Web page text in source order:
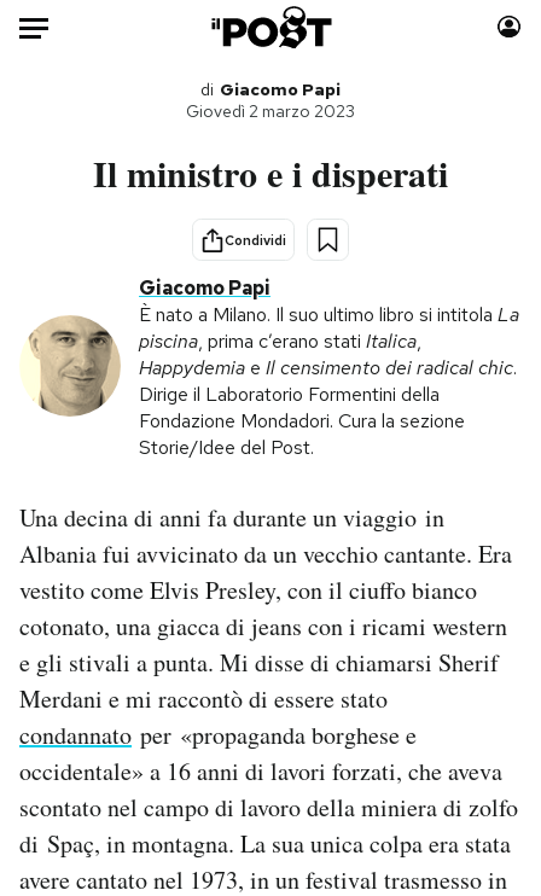
Auto
Tecnologia
Internet
Scienza
Cultura
Economia
Libri
Storie/Idee
Ok Boomer!
Media
Europa
Altrecose
PODCAST
NEWSLETTER
I MIEI PREFERITI
di Giacomo Papi
Giovedì 2 marzo 2023
Il ministro e i disperati
Condividi
Giacomo Papi
È nato a Milano. Il suo ultimo libro si intitola La
piscina, prima c’erano stati Italica,
Happydemia e Il censimento dei radical chic.
Dirige il Laboratorio Formentini della
Fondazione Mondadori. Cura la sezione
Storie/Idee del Post.
Una decina di anni fa durante un viaggio in
Albania fui avvicinato da un vecchio cantante. Era
vestito come Elvis Presley, con il ciuffo bianco
cotonato, una giacca di jeans con i ricami western
e gli stivali a punta. Mi disse di chiamarsi Sherif
Merdani e mi raccontò di essere stato
condannato per «propaganda borghese e
occidentale» a 16 anni di lavori forzati, che aveva
scontato nel campo di lavoro della miniera di zolfo
di Spaç, in montagna. La sua unica colpa era stata
avere cantato nel 1973, in un festival trasmesso in